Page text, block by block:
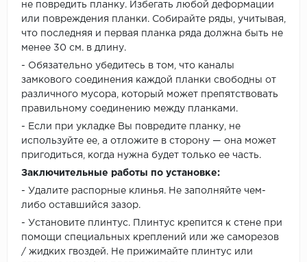
не повредить планку. Избегать любой деформации
или повреждения планки. Собирайте ряды, учитывая,
что последняя и первая планка ряда должна быть не
менее 30 см. в длину.
- Обязательно убедитесь в том, что каналы
замкового соединения каждой планки свободны от
различного мусора, который может препятствовать
правильному соединению между планками.
- Если при укладке Вы повредите планку, не
используйте ее, а отложите в сторону — она может
пригодиться, когда нужна будет только ее часть.
Заключительные работы по установке:
- Удалите распорные клинья. Не заполняйте чем-
либо оставшийся зазор.
- Установите плинтус. Плинтус крепится к стене при
помощи специальных креплений или же саморезов
/ жидких гвоздей. Не прижимайте плинтус или